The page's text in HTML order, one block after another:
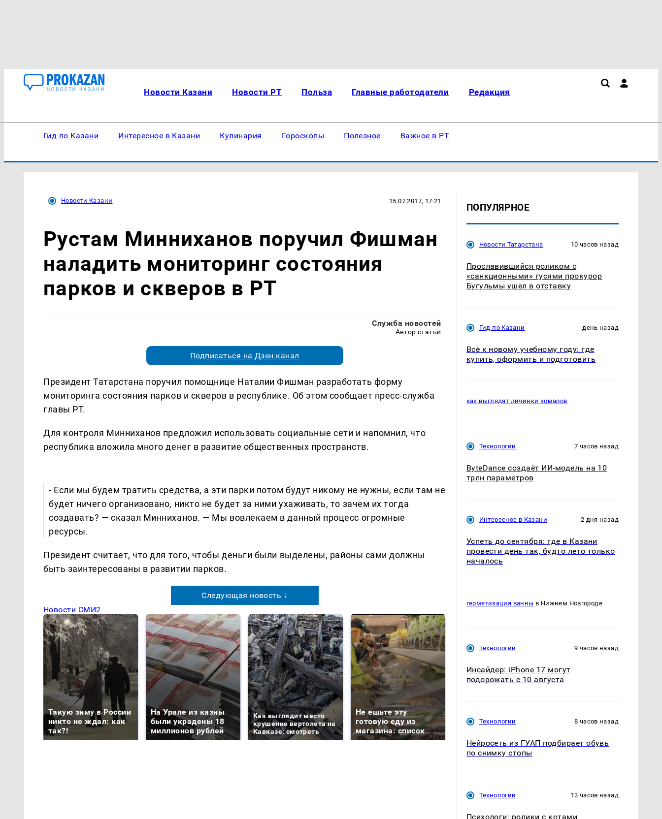
Новости Казани Новости РТ Польза Главные работодатели Редакция
Гид по Казани Интересное в Казани Кулинария Гороскопы Полезное Важное в РТ
Новости Казани 15.07.2017, 17:21
Рустам Минниханов поручил Фишман
наладить мониторинг состояния
парков и скверов в РТ
Служба новостей
Автор статьи
Подписаться на Дзен.канал
Президент Татарстана поручил помощнице Наталии Фишман разработать форму
мониторинга состояния парков и скверов в республике. Об этом сообщает пресс-служба
главы РТ.
Для контроля Минниханов предложил использовать социальные сети и напомнил, что
республика вложила много денег в развитие общественных пространств.
- Если мы будем тратить средства, а эти парки потом будут никому не нужны, если там не
будет ничего организовано, никто не будет за ними ухаживать, то зачем их тогда
создавать? — сказал Минниханов. — Мы вовлекаем в данный процесс огромные
ресурсы.
Президент считает, что для того, чтобы деньги были выделены, районы сами должны
быть заинтересованы в развитии парков.
Следующая новость ↓
Новости СМИ2
Такую зиму в России
никто не ждал: как
так?!
На Урале из казны
были украдены 18
миллионов рублей
Как выглядит место
крушение вертолета на
Кавказе: смотреть
Не ешьте эту
готовую еду из
магазина: список
жестокое убийство
падению вертолета на
ПОПУЛЯРНОЕ
Новости Татарстана 10 часов назад
Прославившийся роликом с
«санкционными» гусями прокурор
Бугульмы ушел в отставку
Гид по Казани день назад
Всё к новому учебному году: где
купить, оформить и подготовить
как выглядят личинки комаров
Технологии 7 часов назад
ByteDance создаёт ИИ-модель на 10
трлн параметров
Интересное в Казани 2 дня назад
Успеть до сентября: где в Казани
провести день так, будто лето только
началось
герметизация ванны в Нижнем Новгороде
Технологии 9 часов назад
Инсайдер: iPhone 17 могут
подорожать с 10 августа
Технологии 8 часов назад
Нейросеть из ГУАП подбирает обувь
по снимку стопы
Технологии 13 часов назад
Психологи: ролики с котами